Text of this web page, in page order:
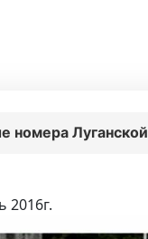
номера
2016г.